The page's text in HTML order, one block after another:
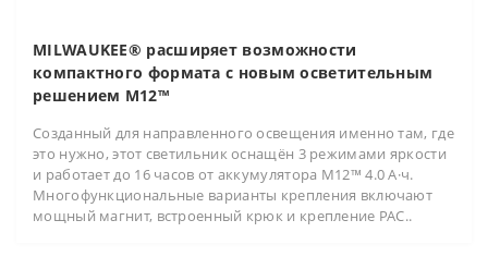
MILWAUKEE® расширяет возможности
компактного формата с новым осветительным
решением M12™
Созданный для направленного освещения именно там, где
это нужно, этот светильник оснащён 3 режимами яркости
и работает до 16 часов от аккумулятора M12™ 4.0 А·ч.
Многофункциональные варианты крепления включают
мощный магнит, встроенный крюк и крепление PAC..